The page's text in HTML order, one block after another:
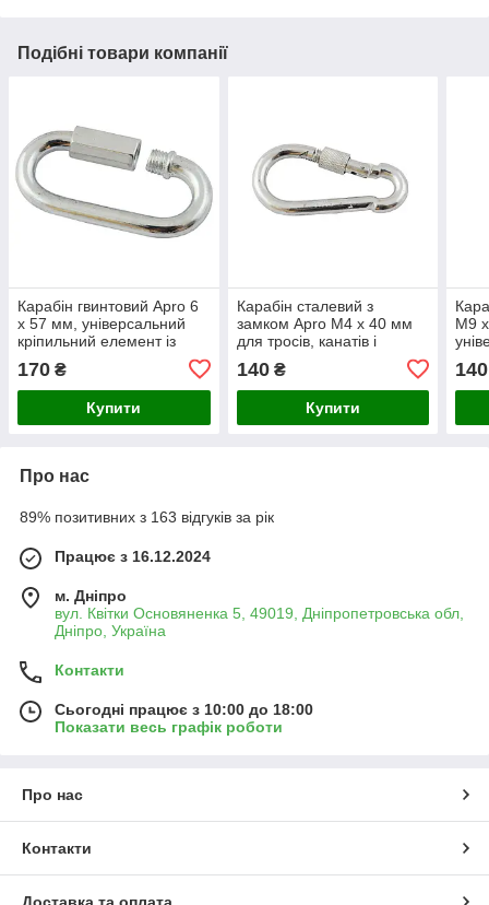
Подібні товари компанії
Карабін гвинтовий Apro 6
х 57 мм, універсальний
кріпильний елемент із
надійного з’єднання
170 ₴
Купити
Карабін сталевий з
замком Apro M4 х 40 мм
для тросів, канатів і
140₴
Купити
M9
140
Про нас
89% позитивних з 163 відгуків за рік
Працює з 16.12.2024
м. Дніпро
вул. Квітки Основяненка 5, 49019, Дніпропетровська обл,
Дніпро, Україна
Контакти
Сьогодні працює з 10:00 до 18:00
Показати весь графік роботи
Про нас
Контакти